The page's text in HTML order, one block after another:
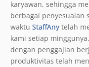
karyawan, sehingga
berbagai penyesuaian
waktu StaffAny telah
kami setiap
dengan penggajian
produktivitas telah